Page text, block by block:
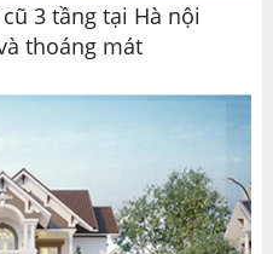
3 tầng tại Hà nội
thoáng mát